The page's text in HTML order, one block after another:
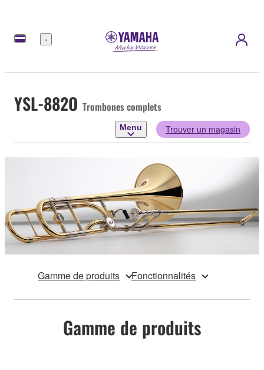
Menu
YSL-882O Trombones complets
Menu Trouver un magasin
Gamme de produits Fonctionnalités
Gamme de produits